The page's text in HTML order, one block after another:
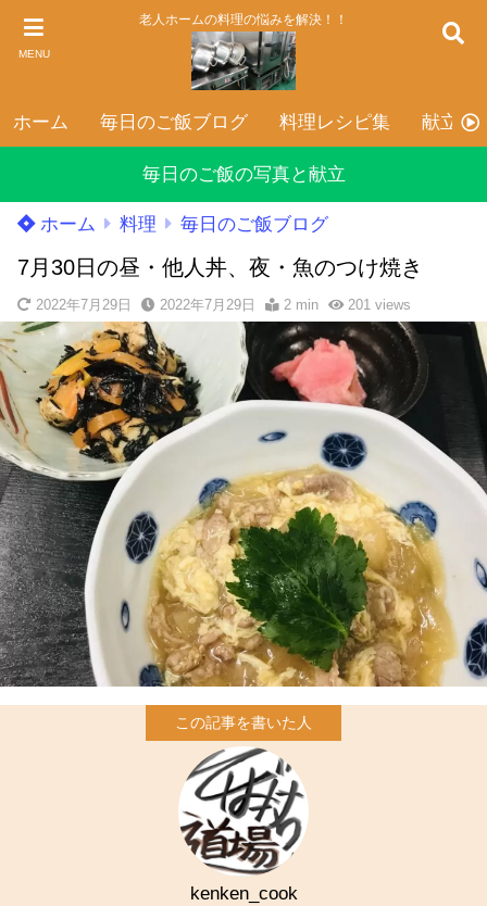
MENU
老人ホームの料理の悩みを解決！！
ホーム 毎日のご飯ブログ 料理レシピ集 献立表
毎日のご飯の写真と献立
ホーム 料理 毎日のご飯ブログ
7月30日の昼・他人丼、夜・魚のつけ焼き
2022年7月29日 2022年7月29日 2 min 201views
kenken_cook